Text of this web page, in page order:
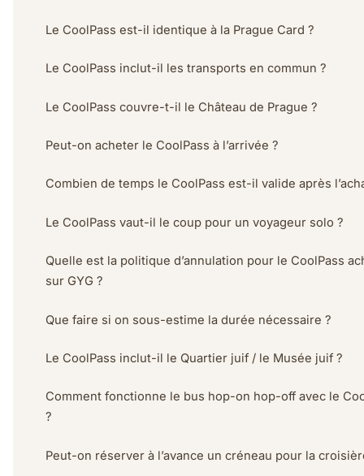
Le CoolPass est-il identique à la Prague Card ?
Le CoolPass inclut-il les transports en commun ?
Le CoolPass couvre-t-il le Château de Prague ?
Peut-on acheter le CoolPass à l’arrivée ?
Combien de temps le CoolPass est-il valide après
Le CoolPass vaut-il le coup pour un voyageur solo ?
Quelle est la politique d’annulation pour le CoolPass
sur GYG ?
Que faire si on sous-estime la durée nécessaire ?
Le CoolPass inclut-il le Quartier juif / le Musée juif ?
Comment fonctionne le bus hop-on hop-off avec le
?
Peut-on réserver à l’avance un créneau pour la